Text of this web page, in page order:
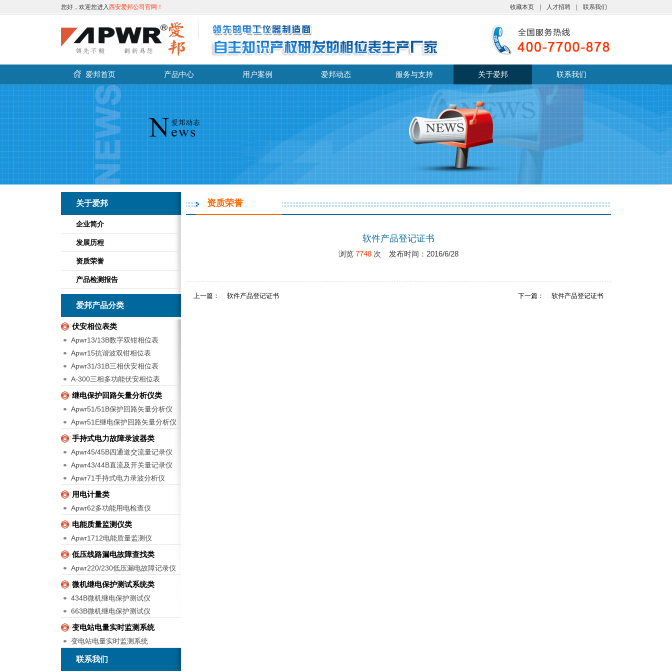
您好，欢迎您进入西安爱邦公司官网！ 收藏本页 人才招聘 联系我们
爱邦首页 产品中心 用户案例 爱邦动态 服务与支持 关于爱邦 联系我们
关于爱邦
企业简介
发展历程
资质荣誉
产品检测报告
爱邦产品分类
伏安相位表类
Apwr13/13B数字双钳相位表
Apwr15抗谐波双钳相位表
Apwr31/31B三相伏安相位表
A-300三相多功能伏安相位表
继电保护回路矢量分析仪类
Apwr51/51B保护回路矢量分析仪
Apwr51E继电保护回路矢量分析仪
手持式电力故障录波器类
Apwr45/45B四通道交流量记录仪
Apwr43/44B直流及开关量记录仪
Apwr71手持式电力录波分析仪
用电计量类
Apwr62多功能用电检查仪
电能质量监测仪类
Apwr1712电能质量监测仪
低压线路漏电故障查找类
Apwr220/230低压漏电故障记录仪
微机继电保护测试系统类
434B微机继电保护测试仪
663B微机继电保护测试仪
变电站电量实时监测系统
变电站电量实时监测系统
联系我们
资质荣誉
软件产品登记证书
浏览 7748 次 发布时间：2016/6/28
上一篇： 软件产品登记证书 下一篇： 软件产品登记证书